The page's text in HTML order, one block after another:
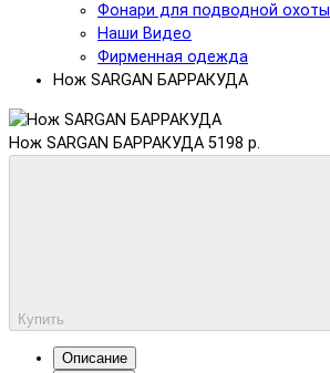
Фонари для подводной охоты
Наши Видео
Фирменная одежда
Нож SARGAN БАРРАКУДА
Нож SARGAN БАРРАКУДА 5198 р.
Купить
Описание